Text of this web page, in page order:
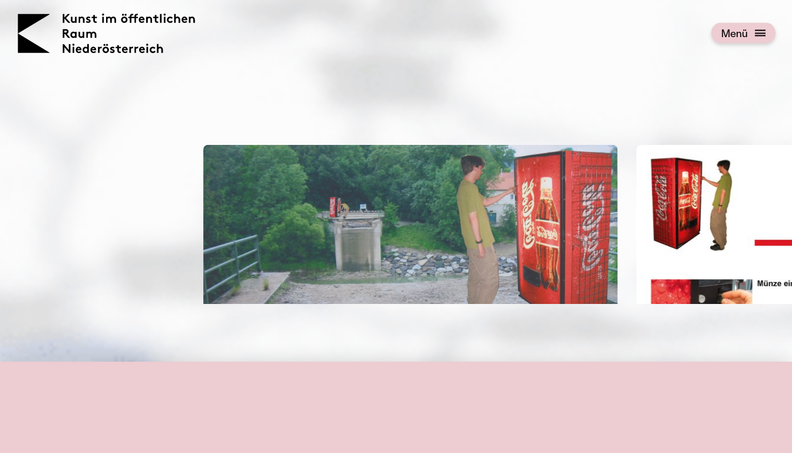
KOERNOE
Menü
Menü öffnen